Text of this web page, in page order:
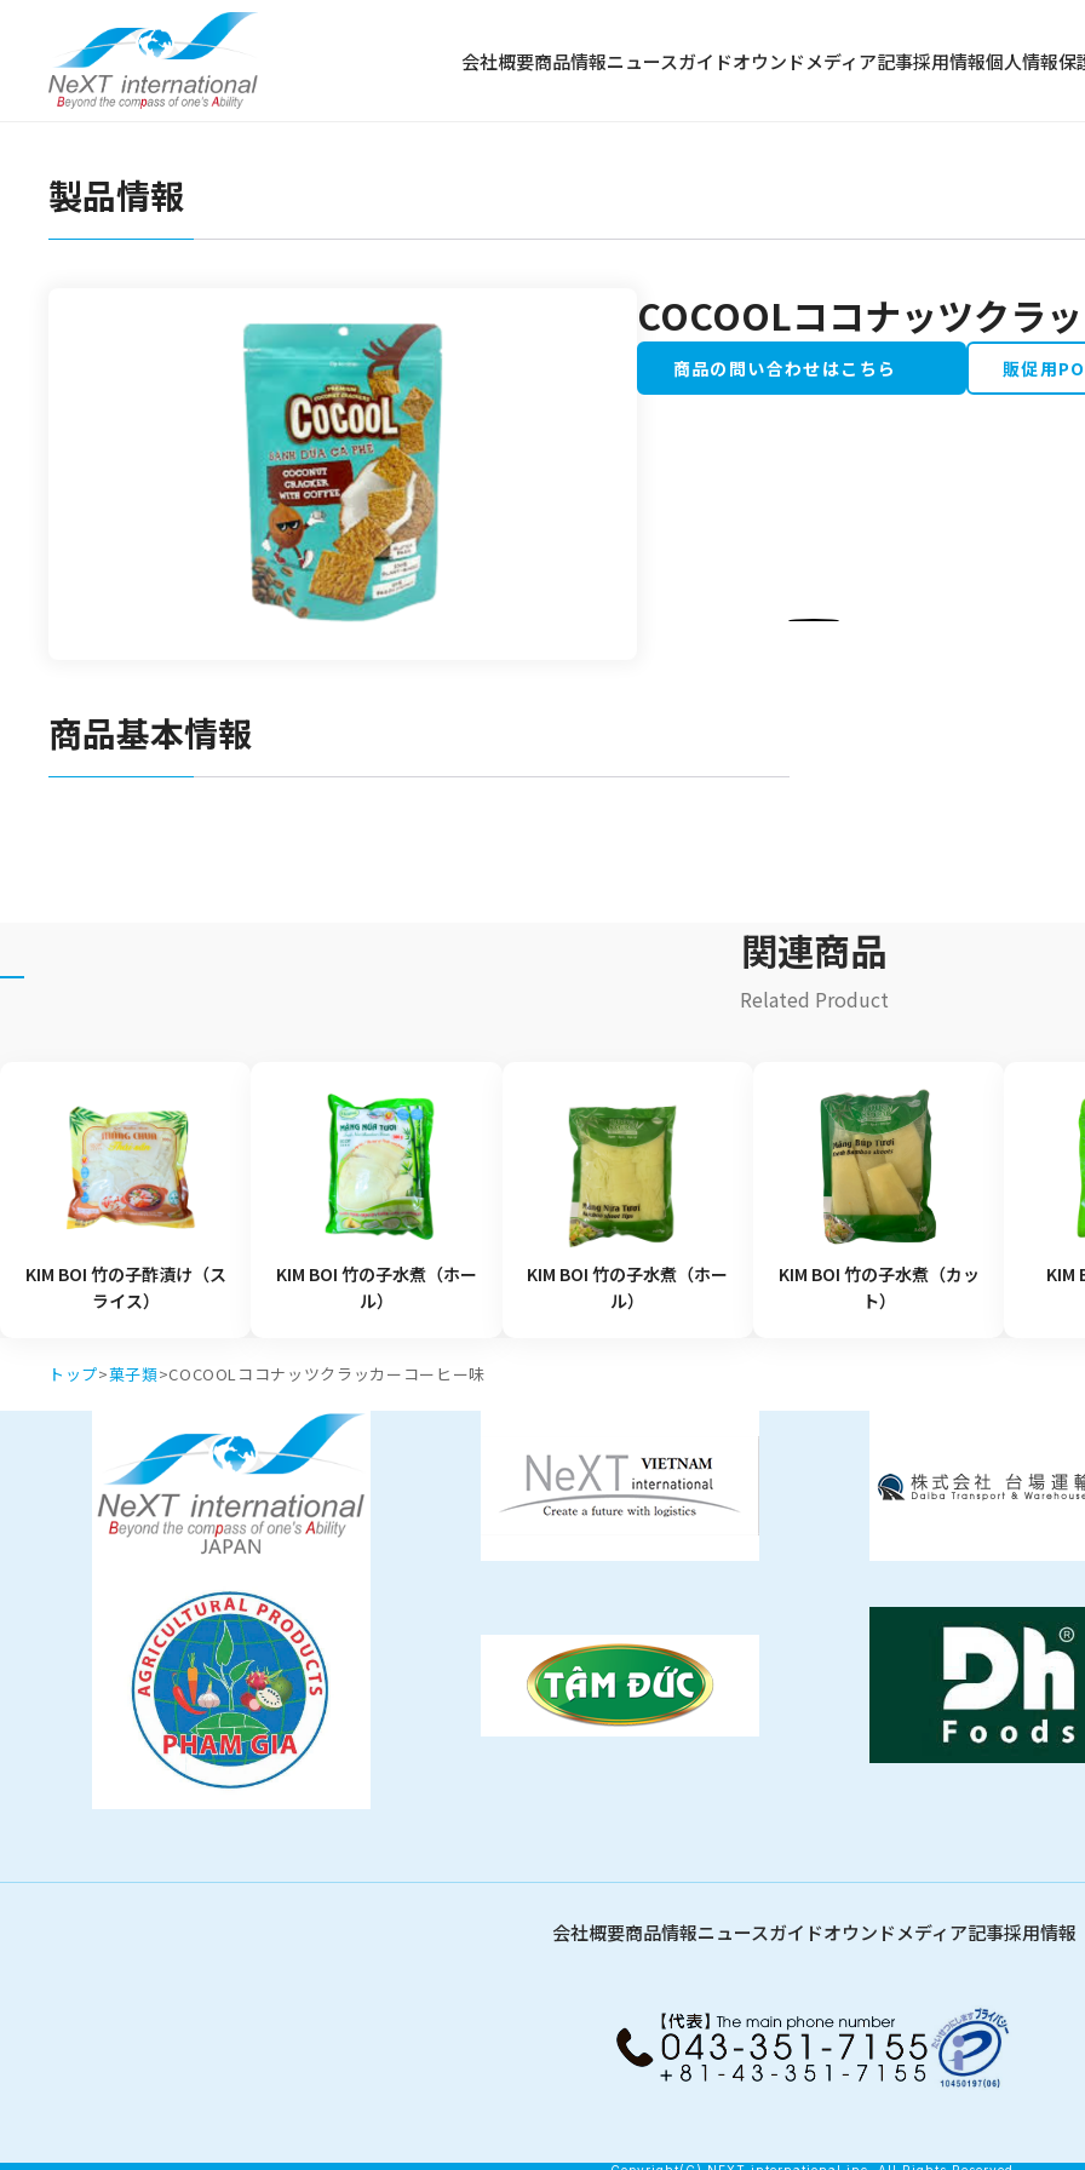
会社概要商品情報ニュースガイドオウンドメディア記事採用情報個人情報保
冷蔵食品
水産加工品
製品情報
COCOOLココナッツクラ
商品の問い合わせはこちら 販促用
商品基本情報
関連商品
Related Product
KIM BOI 竹の子酢漬け（ス
ライス）
KIM BOI 竹の子水煮（ホー
ル）
KIM BOI 竹の子水煮（ホー
ル）
KIM BOI 竹の子水煮（カッ
ト）
KIM
トップ>菓子類>COCOOLココナッツクラッカーコーヒー味
会社概要商品情報ニュースガイドオウンドメディア記事採用情報